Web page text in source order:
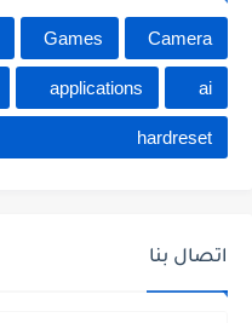
Camera
Games
ai
applications
hardreset
اتصال بنا